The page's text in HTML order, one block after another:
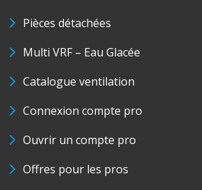
Pièces détachées
Multi VRF – Eau Glacée
Catalogue ventilation
Connexion compte pro
Ouvrir un compte pro
Offres pour les pros